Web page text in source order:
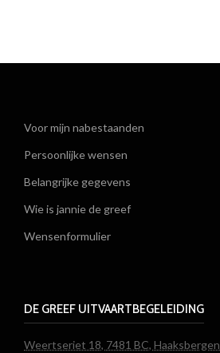
Voor mijn nabestaanden
Persoonlijke wensen
Belangrijke gegevens
Wie is jannie de greef
Wensenformulier
DE GREEF UITVAARTBEGELEIDING
Weertseriet 18, 7481 BC, Haaksbergen